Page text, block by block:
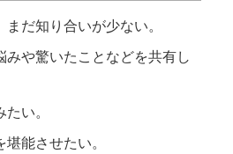
だ知り合いが少ない。
みや驚いたことなどを共有し
い。
能させたい。